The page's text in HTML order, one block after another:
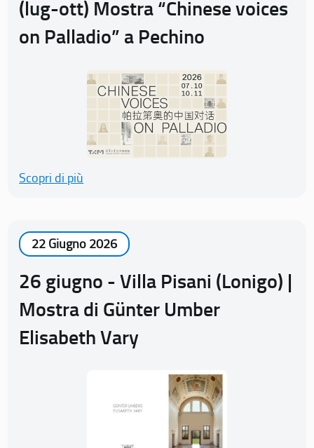
(lug-ott) Mostra “Chinese voices
on Palladio” a Pechino
Scopri di più
22 Giugno 2026
26 giugno - Villa Pisani (Lonigo) |
Mostra di Günter Umber
Elisabeth Vary